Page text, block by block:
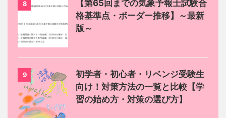
8
【第65回までの気象予報士試験合
格基準点・ボーダー推移】～最新
版～
9
初学者・初心者・リベンジ受験生
向け！対策方法の一覧と比較【学
習の始め方・対策の選び方】